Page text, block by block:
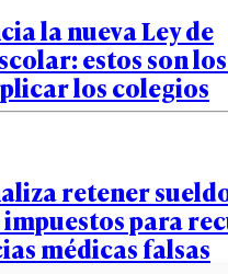
la nueva Ley de
estos son
los colegios
retener
para
médicas falsas